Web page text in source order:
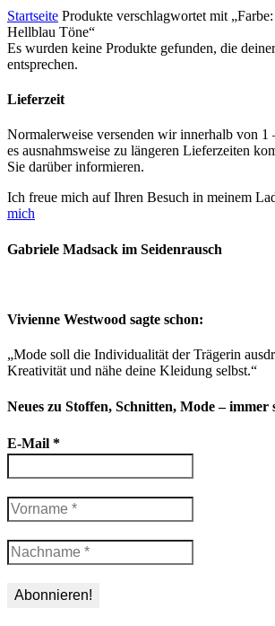
Startseite Produkte verschlagwortet mit
Hellblau Töne“
Es wurden keine Produkte gefunden, die
entsprechen.
Lieferzeit
Normalerweise versenden wir innerhalb von 1
es ausnahmsweise zu längeren Lieferzeiten
Sie darüber informieren.
Ich freue mich auf Ihren Besuch in meinem
mich
Gabriele Madsack im Seidenrausch
Vivienne Westwood sagte schon:
„Mode soll die Individualität der Trägerin
Kreativität und nähe deine Kleidung selbst.“
Neues zu Stoffen, Schnitten, Mode –
E-Mail *